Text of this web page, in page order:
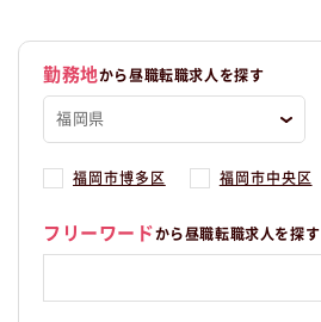
勤務地から昼職転職求人を探す
福岡市博多区 福岡市中央区
フリーワードから昼職転職求人を探す